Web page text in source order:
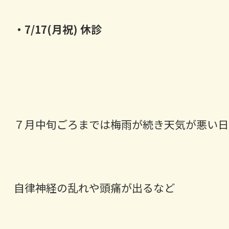
・7/17(月祝) 休診
７月中旬ごろまでは梅雨が続き天気が悪い
自律神経の乱れや頭痛が出るなど